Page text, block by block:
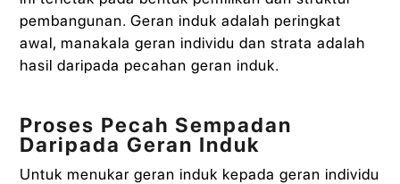
pembangunan. Geran induk adalah peringkat
awal, manakala geran individu dan strata adalah
hasil daripada pecahan geran induk.
Proses Pecah Sempadan
Daripada Geran Induk
Untuk menukar geran induk kepada geran individu